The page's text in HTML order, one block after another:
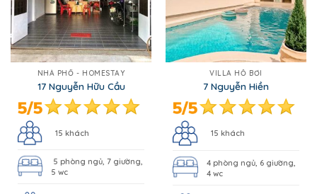
NHÀ PHỐ - HOMESTAY
17 Nguyễn Hữu Cầu
15 khách
5 phòng ngủ, 7 giường,
5 wc
VILLA HỒ BƠI
7 Nguyễn Hiền
15 khách
4 phòng ngủ, 6 giường,
4 wc